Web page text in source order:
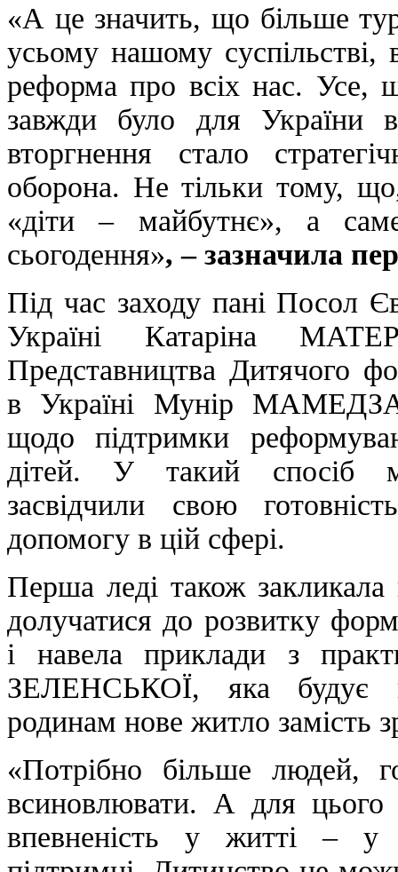
«А це значить, що більше
усьому нашому суспільстві,
реформа про всіх нас. Усе,
завжди було для України
вторгнення стало
оборона. Не тільки тому,
«діти – майбутнє», а
сьогодення», – зазначила
Під час заходу пані Посол
Україні Катаріна
Представництва
в Україні Мунір
щодо підтримки
дітей. У такий спосіб
засвідчили свою
допомогу в цій сфері.
Перша леді також закликала
долучатися до розвитку
і навела приклади з
ЗЕЛЕНСЬКОЇ, яка будує
родинам нове житло замість
«Потрібно більше людей,
всиновлювати. А для цього
впевненість у житті – у